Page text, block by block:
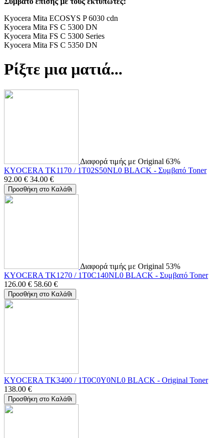
Kyocera Mita ECOSYS P 6030 cdn
Kyocera Mita FS C 5300 DN
Kyocera Mita FS C 5300 Series
Kyocera Mita FS C 5350 DN
Ρίξτε μια ματιά...
Διαφορά τιμής με Original 63%
KYOCERA TK1170 / 1T02S50NL0 BLACK - Συμβατό Toner
92.00 € 34.00 €
Προσθήκη στο Καλάθι
Διαφορά τιμής με Original 53%
KYOCERA TK1270 / 1T0C140NL0 BLACK - Συμβατό Toner
126.00 € 58.60 €
Προσθήκη στο Καλάθι
KYOCERA TK3400 / 1T0C0Y0NL0 BLACK - Original Toner
138.00 €
Προσθήκη στο Καλάθι